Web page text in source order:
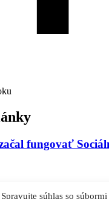
Spravujte súhlas so súbormi
fungovať
a Martiny si uctia